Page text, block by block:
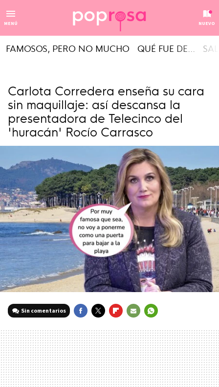
MENÚ NUEVO
FAMOSOS, PERO NO MUCHO QUÉ FUE DE...
Carlota Corredera enseña su cara
sin maquillaje: así descansa la
presentadora de Telecinco del
'huracán' Rocío Carrasco
Sin comentarios
MAIL